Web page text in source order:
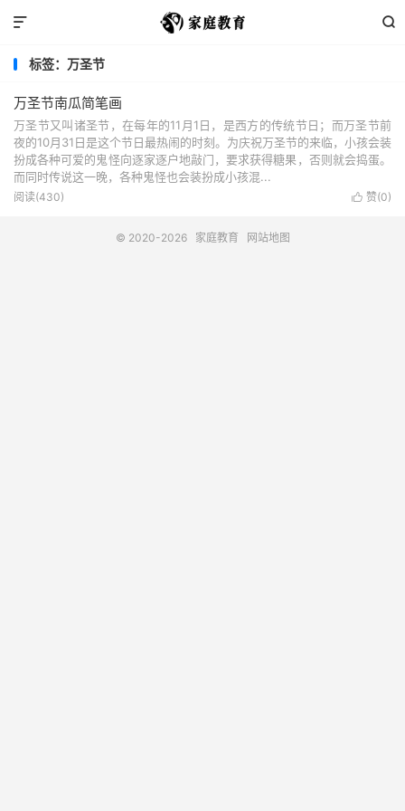


标签：万圣节
万圣节南瓜简笔画
万圣节又叫诸圣节，在每年的11月1日，是西方的传统节日；而万圣节前
夜的10月31日是这个节日最热闹的时刻。为庆祝万圣节的来临，小孩会装
扮成各种可爱的鬼怪向逐家逐户地敲门，要求获得糖果，否则就会捣蛋。
而同时传说这一晚，各种鬼怪也会装扮成小孩混...
 赞(0)
阅读(430)
© 2020-2026 家庭教育 网站地图